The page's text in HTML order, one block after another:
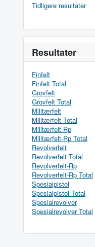
Tidligere resultater
Resultater
Finfelt
Finfelt Total
Grovfelt
Grovfelt Total
Militærfelt
Militærfelt Total
Militærfelt-Rp
Militærfelt-Rp Total
Revolverfelt
Revolverfelt Total
Revolverfelt-Rp
Revolverfelt-Rp Total
Spesialpistol
Spesialpistol Total
Spesialrevolver
Spesialrevolver Total